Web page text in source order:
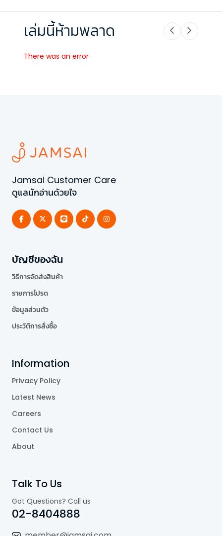
เล่มนี้ห้ามพลาด
There was an error
Jamsai Customer Care
ดูแลนักอ่านด้วยใจ
บัญชีของฉัน
วิธีการจัดส่งสินค้า
รายการโปรด
ข้อมูลส่วนตัว
ประวัติการสั่งซื้อ
Information
Privacy Policy
Latest News
Careers
Contact Us
About
Talk To Us
Got Questions? Call us
02-8404888